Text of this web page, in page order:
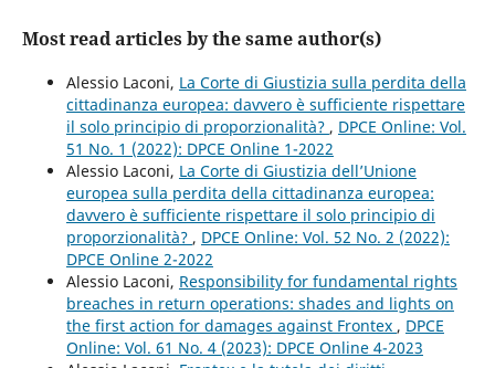
Most read articles by the same author(s)
Alessio Laconi, La Corte di Giustizia sulla perdita della
cittadinanza europea: davvero è sufficiente rispettare
il solo principio di proporzionalità? , DPCE Online: Vol.
51 No. 1 (2022): DPCE Online 1-2022
Alessio Laconi, La Corte di Giustizia dell’Unione
europea sulla perdita della cittadinanza europea:
davvero è sufficiente rispettare il solo principio di
proporzionalità? , DPCE Online: Vol. 52 No. 2 (2022):
DPCE Online 2-2022
Alessio Laconi, Responsibility for fundamental rights
breaches in return operations: shades and lights on
the first action for damages against Frontex , DPCE
Online: Vol. 61 No. 4 (2023): DPCE Online 4-2023